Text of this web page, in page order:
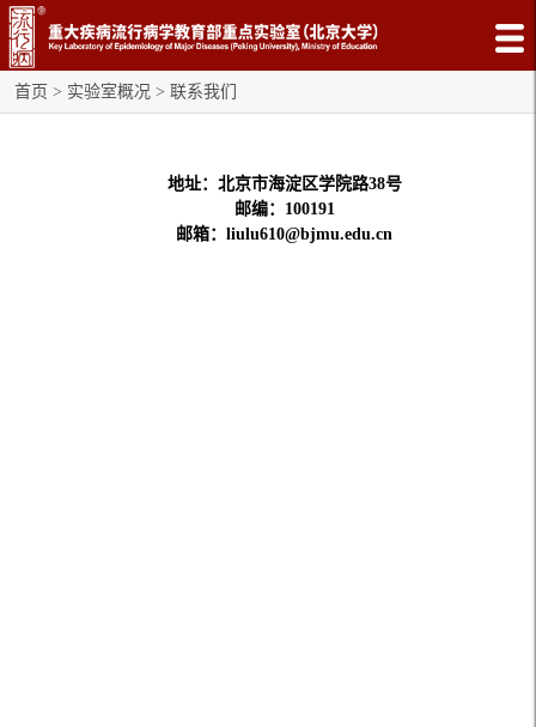
首页 > 实验室概况 > 联系我们
地址：北京市海淀区学院路38号
邮编：100191
邮箱：liulu610@bjmu.edu.cn